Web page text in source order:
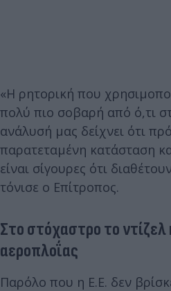
«Η ρητορική που
πολύ πιο σοβαρή από ό,τι
ανάλυσή μας δείχνει ότι
παρατεταμένη κατάσταση
είναι σίγουρες ότι
τόνισε ο Επίτροπος.
Στο στόχαστρο το ντίζελ
αεροπλοΐας
Παρόλο που η Ε.Ε. δεν